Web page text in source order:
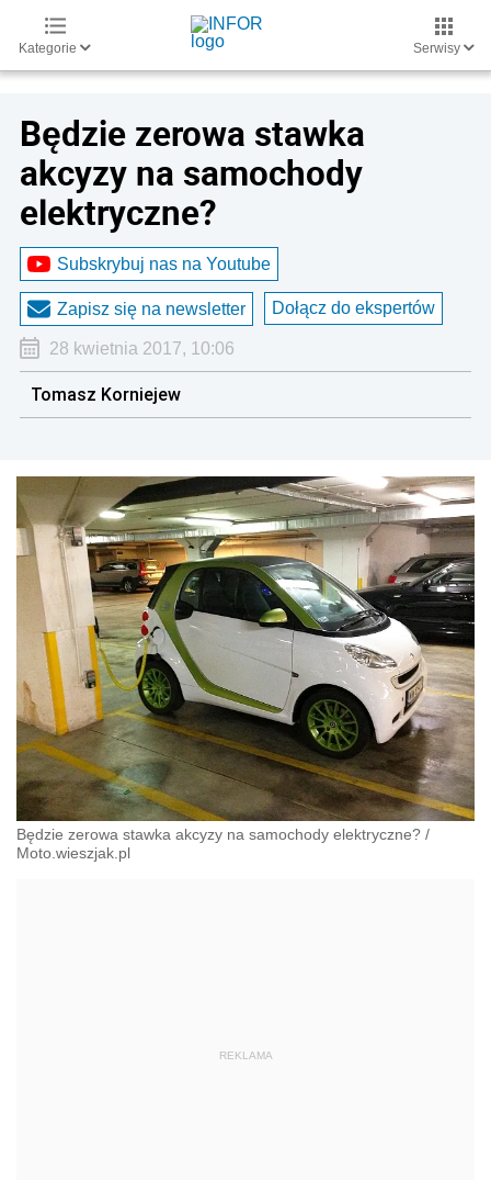
Kategorie Serwisy
Będzie zerowa stawka
akcyzy na samochody
elektryczne?
Subskrybuj nas na Youtube
Zapisz się na newsletter Dołącz do ekspertów
28 kwietnia 2017, 10:06
Tomasz Korniejew
Będzie zerowa stawka akcyzy na samochody elektryczne? /
Moto.wieszjak.pl